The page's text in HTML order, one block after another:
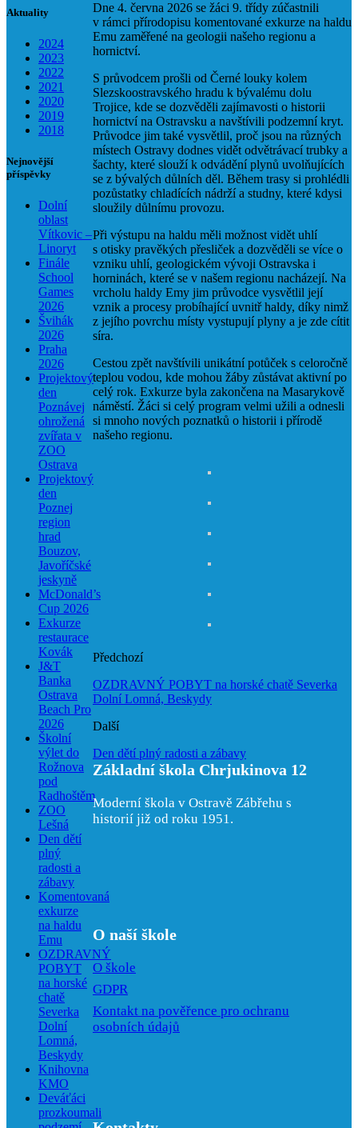
Aktuality
2024
2023
2022
2021
2020
2019
2018
Nejnovější
příspěvky
Dolní
oblast
Vítkovic –
Linoryt
Finále
School
Games
2026
Švihák
2026
Praha
2026
Projektový
den
Poznávej
ohrožená
zvířata v
ZOO
Ostrava
Projektový
den
Poznej
region
hrad
Bouzov,
Javoříčské
jeskyně
McDonald’s
Cup 2026
Exkurze
restaurace
Kovák
J&T
Banka
Ostrava
Beach Pro
2026
Školní
výlet do
Rožnova
pod
Radhoštěm
ZOO
Lešná
Den dětí
plný
radosti a
zábavy
Komentovaná
exkurze
na haldu
Emu
OZDRAVNÝ
POBYT
na horské
chatě
Severka
Dolní
Lomná,
Beskydy
Knihovna
KMO
Deváťáci
prozkoumali
Dne 4. června 2026 se žáci 9. třídy zúčastnili
v rámci přírodopisu komentované exkurze na haldu
Emu zaměřené na geologii našeho regionu a
hornictví.
S průvodcem prošli od Černé louky kolem
Slezskoostravského hradu k bývalému dolu
Trojice, kde se dozvěděli zajímavosti o historii
hornictví na Ostravsku a navštívili podzemní kryt.
Průvodce jim také vysvětlil, proč jsou na různých
místech Ostravy dodnes vidět odvětrávací trubky a
šachty, které slouží k odvádění plynů uvolňujících
se z bývalých důlních děl. Během trasy si prohlédli
pozůstatky chladících nádrží a studny, které kdysi
sloužily důlnímu provozu.
Při výstupu na haldu měli možnost vidět uhlí
s otisky pravěkých přesliček a dozvěděli se více o
vzniku uhlí, geologickém vývoji Ostravska i
horninách, které se v našem regionu nacházejí. Na
vrcholu haldy Emy jim průvodce vysvětlil její
vznik a procesy probíhající uvnitř haldy, díky nimž
z jejího povrchu místy vystupují plyny a je zde cítit
síra.
Cestou zpět navštívili unikátní potůček s celoročně
teplou vodou, kde mohou žáby zůstávat aktivní po
celý rok. Exkurze byla zakončena na Masarykově
náměstí. Žáci si celý program velmi užili a odnesli
si mnoho nových poznatků o historii i přírodě
našeho regionu.
Předchozí
OZDRAVNÝ POBYT na horské chatě Severka
Dolní Lomná, Beskydy
Další
Den dětí plný radosti a zábavy
Základní škola Chrjukinova 12
Moderní škola v Ostravě Zábřehu s
historií již od roku 1951.
O naší škole
O škole
GDPR
Kontakt na pověřence pro ochranu
osobních údajů